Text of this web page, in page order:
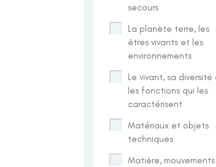
secours
La planète terre, les
êtres vivants et les
environnements
Le vivant, sa diversité
les fonctions qui les
caractérisent
Matériaux et objets
techniques
Matière, mouvements